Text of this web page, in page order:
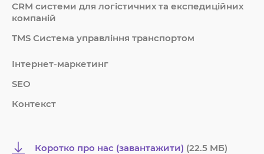
СRM системи для логістичних та експедиційних
компаній
TMS Система управління транспортом
Інтернет-маркетинг
SEO
Контекст
Коротко про нас (завантажити) (22.5 MБ)